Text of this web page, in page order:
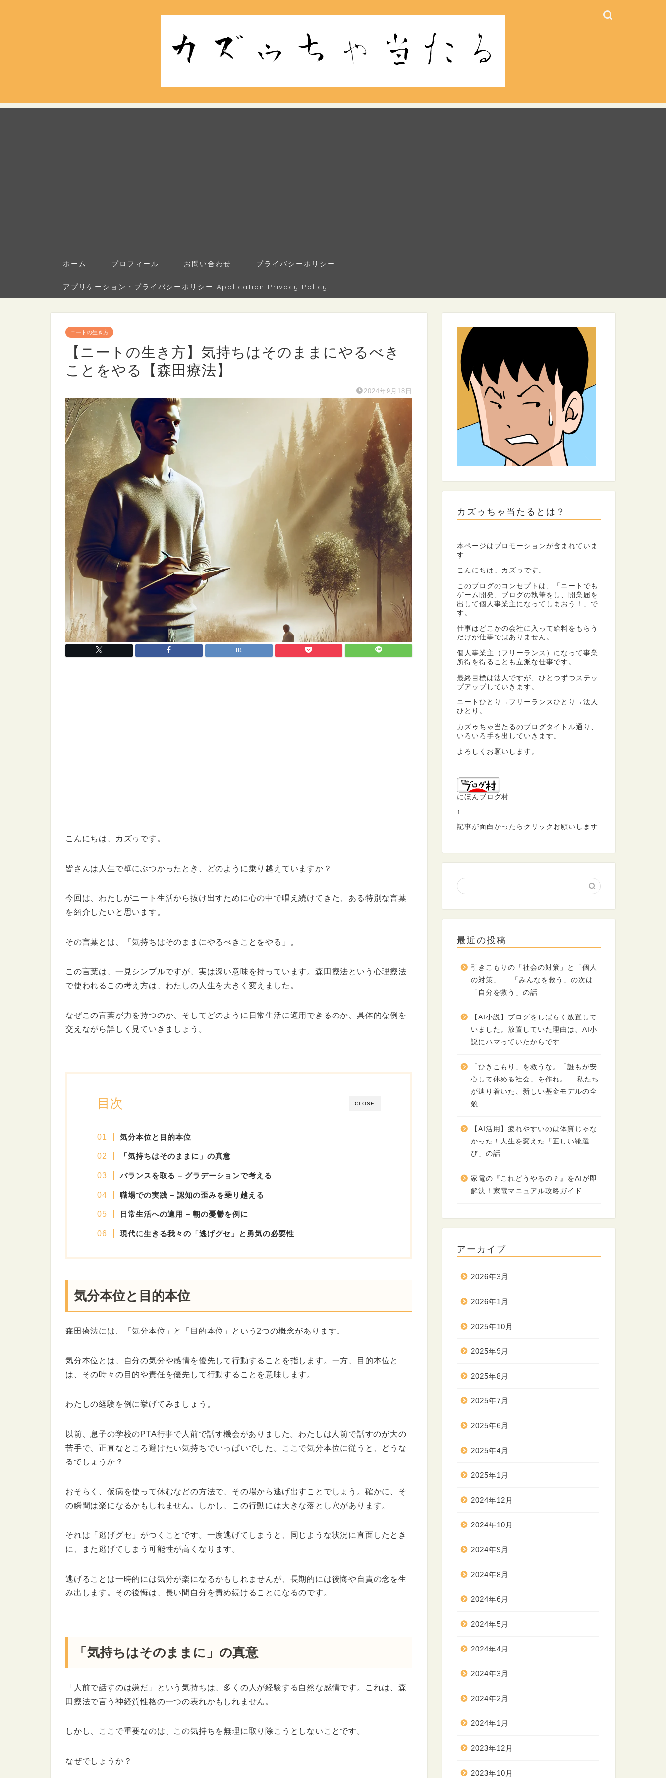
ホーム プロフィール お問い合わせ プライバシーポリシー
アプリケーション・プライバシーポリシー Application Privacy Policy
ニートの生き方
【ニートの生き方】気持ちはそのままにやるべき
ことをやる【森田療法】
2024年9月18日
こんにちは、カズゥです。
皆さんは人生で壁にぶつかったとき、どのように乗り越えていますか？
今回は、わたしがニート生活から抜け出すために心の中で唱え続けてきた、ある特別な言葉
を紹介したいと思います。
その言葉とは、「気持ちはそのままにやるべきことをやる」。
この言葉は、一見シンプルですが、実は深い意味を持っています。森田療法という心理療法
で使われるこの考え方は、わたしの人生を大きく変えました。
なぜこの言葉が力を持つのか、そしてどのように日常生活に適用できるのか、具体的な例を
交えながら詳しく見ていきましょう。
CLOSE
目次
気分本位と目的本位
「気持ちはそのままに」の真意
バランスを取る – グラデーションで考える
職場での実践 – 認知の歪みを乗り越える
日常生活への適用 – 朝の憂鬱を例に
現代に生きる我々の「逃げグセ」と勇気の必要性
気分本位と目的本位
森田療法には、「気分本位」と「目的本位」という2つの概念があります。
気分本位とは、自分の気分や感情を優先して行動することを指します。一方、目的本位と
は、その時々の目的や責任を優先して行動することを意味します。
わたしの経験を例に挙げてみましょう。
以前、息子の学校のPTA行事で人前で話す機会がありました。わたしは人前で話すのが大の
苦手で、正直なところ避けたい気持ちでいっぱいでした。ここで気分本位に従うと、どうな
るでしょうか？
おそらく、仮病を使って休むなどの方法で、その場から逃げ出すことでしょう。確かに、そ
の瞬間は楽になるかもしれません。しかし、この行動には大きな落とし穴があります。
それは「逃げグセ」がつくことです。一度逃げてしまうと、同じような状況に直面したとき
に、また逃げてしまう可能性が高くなります。
逃げることは一時的には気分が楽になるかもしれませんが、長期的には後悔や自責の念を生
み出します。その後悔は、長い間自分を責め続けることになるのです。
「気持ちはそのままに」の真意
「人前で話すのは嫌だ」という気持ちは、多くの人が経験する自然な感情です。これは、森
田療法で言う神経質性格の一つの表れかもしれません。
しかし、ここで重要なのは、この気持ちを無理に取り除こうとしないことです。
なぜでしょうか？
カズゥちゃ当たるとは？
本ページはプロモーションが含まれていま
す
こんにちは。カズゥです。
このブログのコンセプトは、「ニートでも
ゲーム開発、ブログの執筆をし、開業届を
出して個人事業主になってしまおう！」で
す。
仕事はどこかの会社に入って給料をもらう
だけが仕事ではありません。
個人事業主（フリーランス）になって事業
所得を得ることも立派な仕事です。
最終目標は法人ですが、ひとつずつステッ
プアップしていきます。
ニートひとり→フリーランスひとり→法人
ひとり。
カズゥちゃ当たるのブログタイトル通り、
いろいろ手を出していきます。
よろしくお願いします。
にほんブログ村
↑
記事が面白かったらクリックお願いします
最近の投稿
引きこもりの「社会の対策」と「個人
の対策」──「みんなを救う」の次は
「自分を救う」の話
【AI小説】ブログをしばらく放置して
いました。放置していた理由は、AI小
説にハマっていたからです
「ひきこもり」を救うな。「誰もが安
心して休める社会」を作れ。 – 私たち
が辿り着いた、新しい基金モデルの全
貌
【AI活用】疲れやすいのは体質じゃな
かった！人生を変えた「正しい靴選
び」の話
家電の『これどうやるの？』をAIが即
解決！家電マニュアル攻略ガイド
アーカイブ
2026年3月
2026年1月
2025年10月
2025年9月
2025年8月
2025年7月
2025年6月
2025年4月
2025年1月
2024年12月
2024年10月
2024年9月
2024年8月
2024年6月
2024年5月
2024年4月
2024年3月
2024年2月
2024年1月
2023年12月
2023年10月